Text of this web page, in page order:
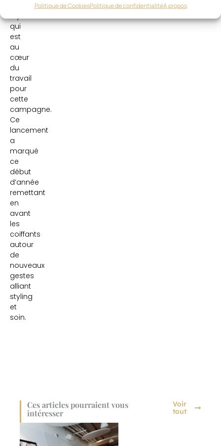
Politique de CookiesPolitique de confidentialitéA propos
gamme
Style
qui
est
au
cœur
du
travail
pour
cette
campagne.
Ce
lancement
a
marqué
ce
début
d’année
remettant
en
avant
les
coiffants
autour
de
nouveaux
gestes
alliant
styling
et
soin.
Ces articles pourraient vous
intéresser
Voir
tout